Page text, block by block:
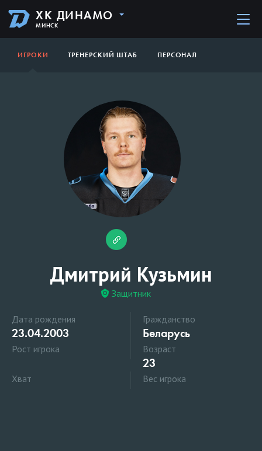
ХК ДИНАМО
МИНСК
ИГРОКИ ТРЕНЕРСКИЙ ШТАБ ПЕРСОНАЛ
Дмитрий Кузьмин
Защитник
Дата рождения
23.04.2003
Гражданство
Беларусь
Рост игрока Возраст
23
Хват Вес игрока